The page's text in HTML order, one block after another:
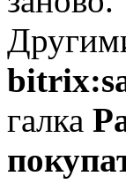
галка